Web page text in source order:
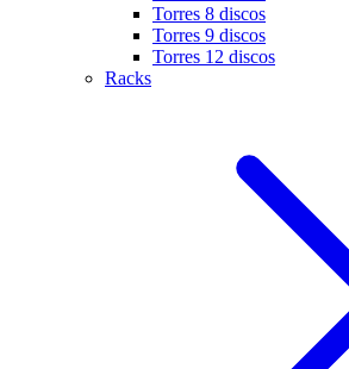
Torres 8 discos
Torres 9 discos
Torres 12 discos
Racks